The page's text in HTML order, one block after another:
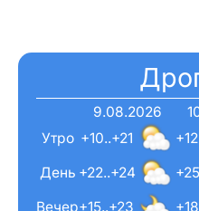
9.08.2026
+10..+21
+22..+24
+15..+23
Вечер
День
Утро